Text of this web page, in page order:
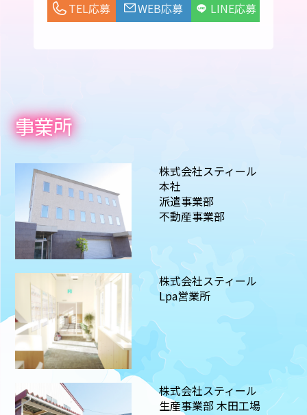
TEL応募 WEB応募 LINE応募
事業所
株式会社スティール
本社
派遣事業部
不動産事業部
株式会社スティール
Lpa営業所
株式会社スティール
生産事業部 木田工場